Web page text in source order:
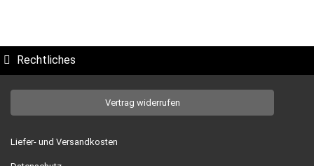
Rechtliches
Vertrag widerrufen
Liefer- und Versandkosten